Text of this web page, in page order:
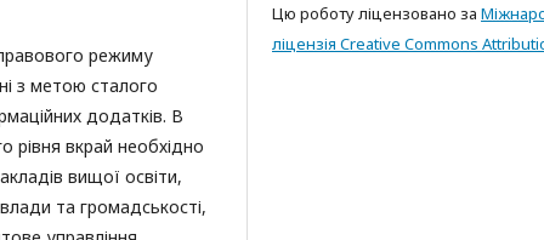
режиму
з метою сталого
додатків. В
рівня вкрай необхідно
вищої освіти,
та громадськості,
Цю роботу ліцензовано за
ліцензія Creative Commons